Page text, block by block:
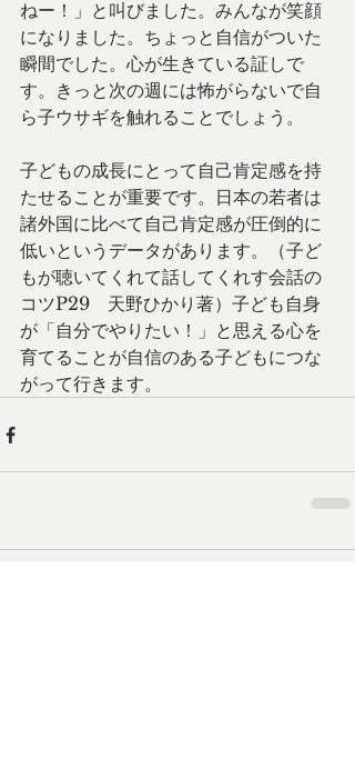
ねー！」と叫びました。みんなが笑顔
になりました。ちょっと自信がついた
瞬間でした。心が生きている証しで
す。きっと次の週には怖がらないで自
ら子ウサギを触れることでしょう。
子どもの成長にとって自己肯定感を持
たせることが重要です。日本の若者は
諸外国に比べて自己肯定感が圧倒的に
低いというデータがあります。（子ど
もが聴いてくれて話してくれす会話の
コツP29　天野ひかり著）子ども自身
が「自分でやりたい！」と思える心を
育てることが自信のある子どもにつな
がって行きます。